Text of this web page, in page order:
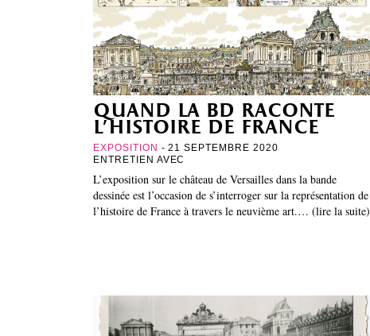
quand la bd raconte
l’histoire de france
EXPOSITION - 21 SEPTEMBRE 2020
ENTRETIEN AVEC
L’exposition sur le château de Versailles dans la bande
dessinée est l’occasion de s’interroger sur la représentation de
l’histoire de France à travers le neuvième art.… (lire la suite)